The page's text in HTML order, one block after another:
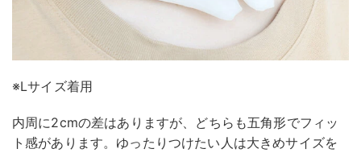
※Lサイズ着用
内周に2cmの差はありますが、どちらも五角形でフィッ
ト感があります。ゆったりつけたい人は大きめサイズを